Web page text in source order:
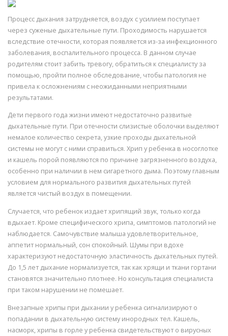
Процесс дыхания затрудняется, воздух с усилием поступает
через суженые дыхательные пути. Проходимость нарушается
вследствие отечности, которая появляется из-за инфекционного
заболевания, воспалительного процесса. В данном случае
родителям стоит забить тревогу, обратиться к специалисту за
помощью, пройти полное обследование, чтобы патология не
привела к осложнениям с неожиданными неприятными
результатами.
Дети первого года жизни имеют недостаточно развитые
дыхательные пути. При отечности слизистые оболочки выделяют
немалое количество секрета, узкие проходы дыхательной
системы не могут с ними справиться. Хрип у ребенка в носоглотке
и кашель порой появляются по причине загрязненного воздуха,
особенно при наличии в нем сигаретного дыма. Поэтому главным
условием для нормального развития дыхательных путей
является чистый воздух в помещении.
Случается, что ребенок издает хрипящий звук, только когда
вдыхает. Кроме специфического хрипа, симптомов патологий не
наблюдается. Самочувствие малыша удовлетворительное,
аппетит нормальный, сон спокойный. Шумы при вдохе
характеризуют недостаточную эластичность дыхательных путей.
До 1,5 лет дыхание нормализуется, так как хрящи и ткани гортани
становятся значительно плотнее. Но консультация специалиста
при таком нарушении не помешает.
Внезапные хрипы при дыхании у ребенка сигнализируют о
попадании в дыхательную систему инородных тел. Кашель,
насморк, хрипы в горле у ребенка свидетельствуют о вирусных